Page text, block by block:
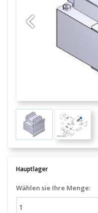
Previous
Hauptlager
Wählen sie Ihre Menge: